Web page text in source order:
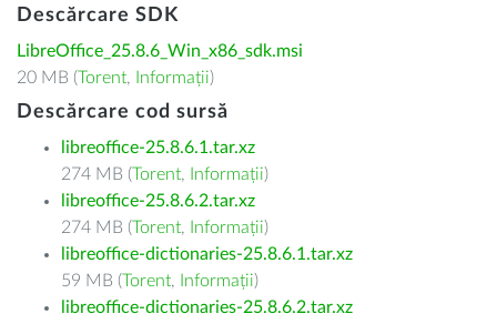
Descărcare SDK
LibreOffice_25.8.6_Win_x86_sdk.msi
20 MB (Torent, Informații)
Descărcare cod sursă
libreoffice-25.8.6.1.tar.xz
274 MB (Torent, Informații)
libreoffice-25.8.6.2.tar.xz
274 MB (Torent, Informații)
libreoffice-dictionaries-25.8.6.1.tar.xz
59 MB (Torent, Informații)
libreoffice-dictionaries-25.8.6.2.tar.xz